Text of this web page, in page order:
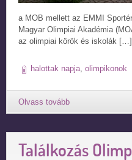
a MOB mellett az EMMI
Magyar Olimpiai Akadémia
az olimpiai körök és iskolák […]
halottak napja, olimpikonok
Találkozás